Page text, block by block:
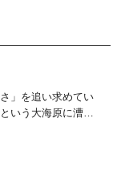
」を追い求めてい
いう大海原に漕ぎ
間を発掘する！